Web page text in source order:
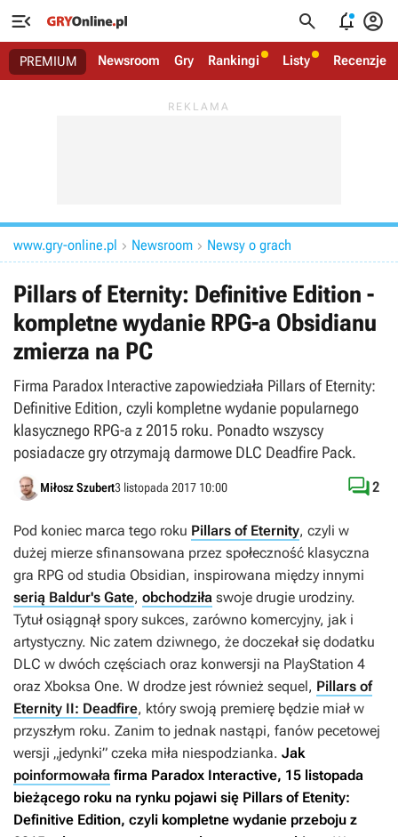
   
PREMIUM Newsroom Gry Rankingi Listy Recenzje
www.gry-online.pl  Newsroom  Newsy o grach
Pillars of Eternity: Definitive Edition -
kompletne wydanie RPG-a Obsidianu
zmierza na PC
Firma Paradox Interactive zapowiedziała Pillars of Eternity:
Definitive Edition, czyli kompletne wydanie popularnego
klasycznego RPG-a z 2015 roku. Ponadto wszyscy
posiadacze gry otrzymają darmowe DLC Deadfire Pack.
Miłosz Szubert3 listopada 2017 10:00 2
Pod koniec marca tego roku Pillars of Eternity, czyli w
dużej mierze sfinansowana przez społeczność klasyczna
gra RPG od studia Obsidian, inspirowana między innymi
serią Baldur's Gate, obchodziła swoje drugie urodziny.
Tytuł osiągnął spory sukces, zarówno komercyjny, jak i
artystyczny. Nic zatem dziwnego, że doczekał się dodatku
DLC w dwóch częściach oraz konwersji na PlayStation 4
oraz Xboksa One. W drodze jest również sequel, Pillars of
Eternity II: Deadfire, który swoją premierę będzie miał w
przyszłym roku. Zanim to jednak nastąpi, fanów pecetowej
wersji „jedynki” czeka miła niespodzianka. Jak
poinformowała firma Paradox Interactive, 15 listopada
bieżącego roku na rynku pojawi się Pillars of Etenity:
Definitive Edition, czyli kompletne wydanie przeboju z